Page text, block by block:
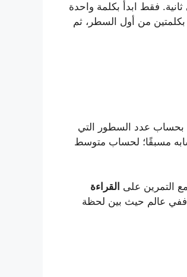
فقط ابدأ بكلمة واحدة
من أول السطر، ثم
بحساب عدد السطور التي
مسبقًا؛ لحساب متوسط
التمرين على القراءة
عالم حيث بين لحظة